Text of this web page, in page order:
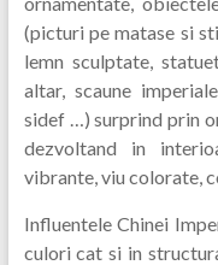
(picturi pe matase si
lemn sculptate,
altar, scaune
sidef …) surprind prin
dezvoltand in
vibrante, viu colorate,
Influentele Chinei
culori cat si in